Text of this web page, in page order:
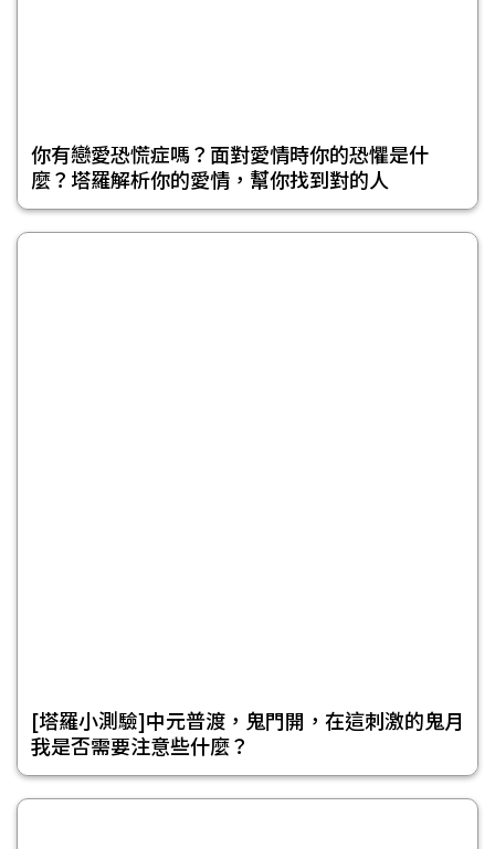
你有戀愛恐慌症嗎？面對愛情時你的恐懼是什
麼？塔羅解析你的愛情，幫你找到對的人
[塔羅小測驗]中元普渡，鬼門開，在這刺激的鬼月
我是否需要注意些什麼？